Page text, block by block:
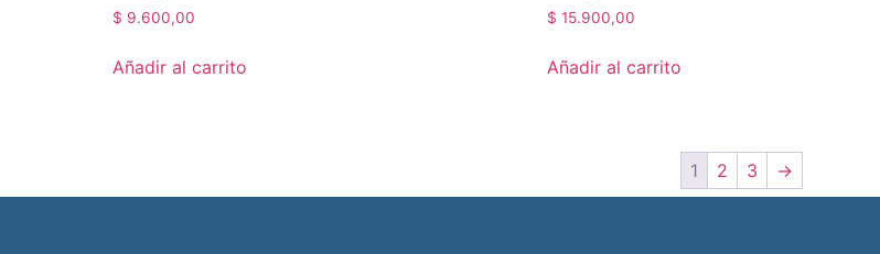
$ 9.600,00
Añadir al carrito
$ 15.900,00
Añadir al carrito
1 2 3 →